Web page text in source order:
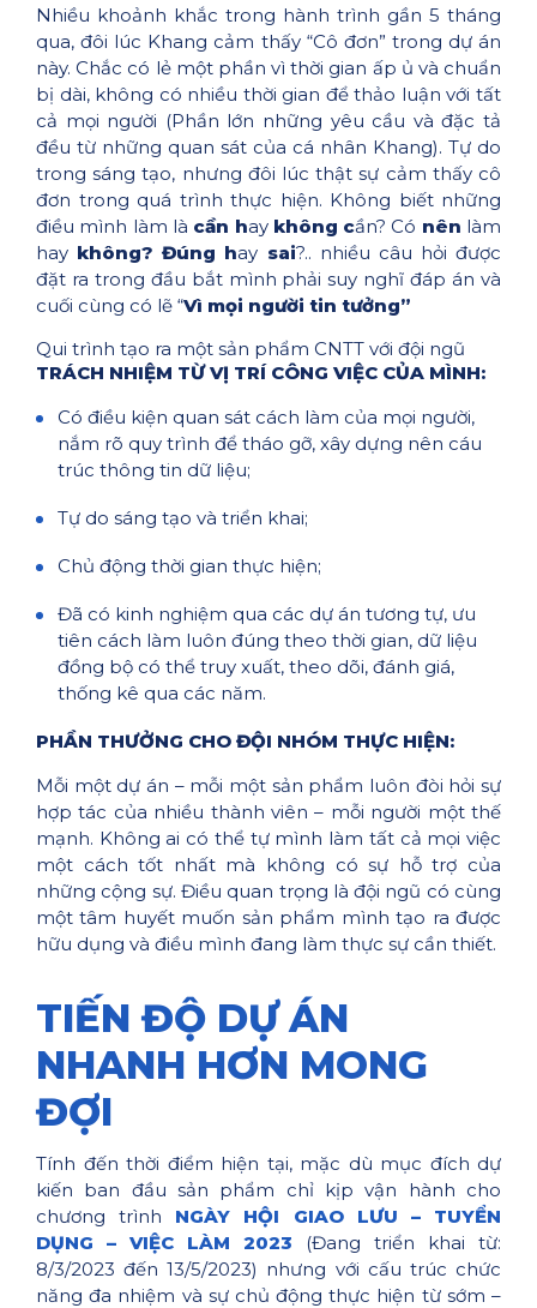
Nhiều khoảnh khắc trong hành trình gần 5 tháng
qua, đôi lúc Khang cảm thấy “Cô đơn” trong dự án
này. Chắc có lẻ một phần vì thời gian ấp ủ và chuẩn
bị dài, không có nhiều thời gian để thảo luận với tất
cả mọi người (Phần lớn những yêu cầu và đặc tả
đều từ những quan sát của cá nhân Khang). Tự do
trong sáng tạo, nhưng đôi lúc thật sự cảm thấy cô
đơn trong quá trình thực hiện. Không biết những
điều mình làm là cần hay không cần? Có nên làm
hay không? Đúng hay sai?.. nhiều câu hỏi được
đặt ra trong đầu bắt mình phải suy nghĩ đáp án và
cuối cùng có lẽ “Vì mọi người tin tưởng”
Qui trình tạo ra một sản phẩm CNTT với đội ngũ
TRÁCH NHIỆM TỪ VỊ TRÍ CÔNG VIỆC CỦA MÌNH:
Có điều kiện quan sát cách làm của mọi người,
nắm rõ quy trình để tháo gỡ, xây dựng nên cáu
trúc thông tin dữ liệu;
Tự do sáng tạo và triển khai;
Chủ động thời gian thực hiện;
Đã có kinh nghiệm qua các dự án tương tự, ưu
tiên cách làm luôn đúng theo thời gian, dữ liệu
đồng bộ có thể truy xuất, theo dõi, đánh giá,
thống kê qua các năm.
PHẦN THƯỞNG CHO ĐỘI NHÓM THỰC HIỆN:
Mỗi một dự án – mỗi một sản phẩm luôn đòi hỏi sự
hợp tác của nhiều thành viên – mỗi người một thế
mạnh. Không ai có thể tự mình làm tất cả mọi việc
một cách tốt nhất mà không có sự hỗ trợ của
những cộng sự. Điều quan trọng là đội ngũ có cùng
một tâm huyết muốn sản phẩm mình tạo ra được
hữu dụng và điều mình đang làm thực sự cần thiết.
TIẾN ĐỘ DỰ ÁN
NHANH HƠN MONG
ĐỢI
Tính đến thời điểm hiện tại, mặc dù mục đích dự
kiến ban đầu sản phẩm chỉ kịp vận hành cho
chương trình NGÀY HỘI GIAO LƯU – TUYỂN
DỤNG – VIỆC LÀM 2023 (Đang triển khai từ:
8/3/2023 đến 13/5/2023) nhưng với cấu trúc chức
năng đa nhiệm và sự chủ động thực hiện từ sớm –